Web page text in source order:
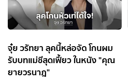
จุ๋ย วรัทยา ลุคนี้หล่อจัด โกนผม
รับบทแม่ชีสุดเฟี้ยว ในหนัง "คุณ
ยายวรนาฎ"